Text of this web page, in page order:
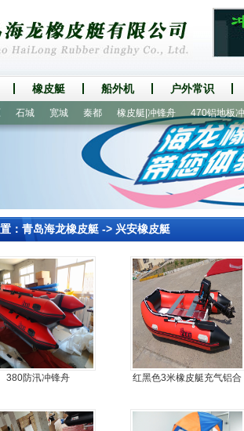
橡皮艇 船外机 户外常识
宽城 秦都 橡皮艇|冲锋舟 470铝地板冲锋舟
： 青岛海龙橡皮艇-> 兴安橡皮艇
380防汛冲锋舟
红黑色3米橡皮艇充气铝合